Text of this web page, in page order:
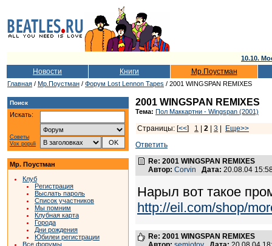
10.10.
Новости Книги Мр.Поустман
Главная / Мр.Поустман / Форум Lost Lennon Tapes / 2001 WINGSPAN REMIXES
Поиск
Искать:
Советы
Vox populi
Мр. Поустман
Клуб
Регистрация
Выслать пароль
Список участников
Мы помним
Клубная карта
Города
Дни рождения
Юбилеи регистрации
Все форумы
2001 WINGSPAN REMIXES
Тема: Пол Маккартни - Wingspan (2001)
Страницы: [<<] 1 2 3
Еще>>
Ответить
Re: 2001 WINGSPAN REMIXES
Автор: Corvin Дата: 20.08.04
Нарыл вот такое
http://eil.com/shop/
Re: 2001 WINGSPAN REMIXES